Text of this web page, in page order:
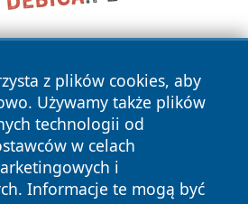
z plików cookies, aby
Używamy także plików
technologii od
w celach
i
Informacje te mogą być
Wszystkie prawa zastrzeżone.